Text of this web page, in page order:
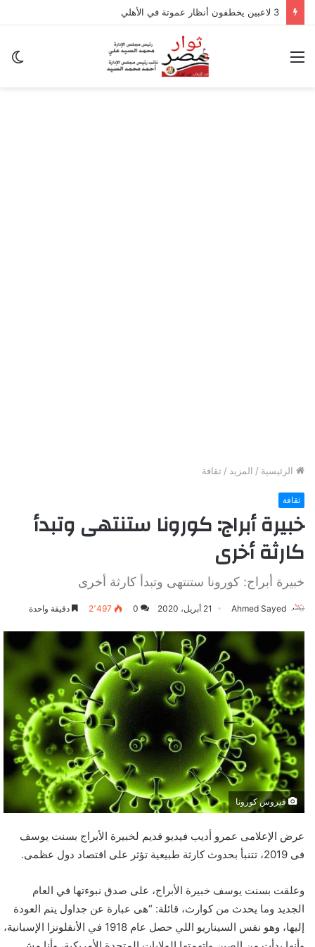
3 لاعبين يخطفون أنظار عموتة في الأهلي
القائمة
الرئيسية / المزيد / ثقافة
ثقافة
خبيرة أبراج: كورونا ستنتهى وتبدأ
كارثة أخرى
خبيرة أبراج: كورونا ستنتهى وتبدأ كارثة أخرى
Ahmed Sayed 21 أبريل، 2020 0 2٬497 دقيقة واحدة
فيروس كورونا
عرض الإعلامى عمرو أديب فيديو قديم لخبيرة الأبراج بسنت يوسف
فى 2019، تتنبأ بحدوث كارثة طبيعية تؤثر على اقتصاد دول عظمى.
وعلقت بسنت يوسف خبيرة الأبراج، على صدق نبوءتها في العام
الجديد وما يحدث من كوارث، قائلة: “هى عبارة عن جداول يتم العودة
إليها، وهو نفس السيناريو اللي حصل عام 1918 في الأنفلونزا الإسبانية،